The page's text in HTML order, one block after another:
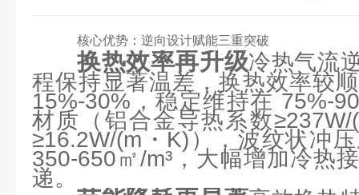
核心优势：逆向设计赋能三重突破
换热效率再升级冷热气流
程保持显著温差，换热效率较
15%-30%，稳定维持在 75%-
材质（铝合金导热系数
≥16.2W/(m・K)），波纹状冲
350-650㎡/m³，大幅增加冷热
递。